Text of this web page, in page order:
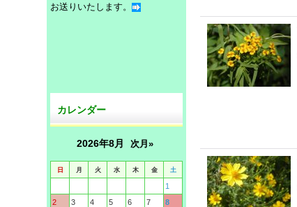
お送りいたします。
カレンダー
2026年8月 次月»
日 月 火 水 木 金 土
1
2
3 4 5 6 7
8